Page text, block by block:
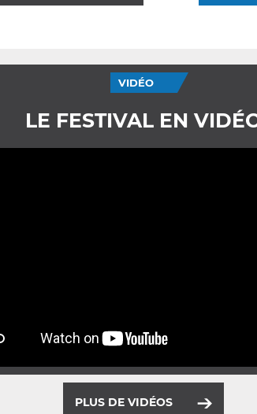
VIDÉO
LE FESTIVAL EN
PLUS DE VIDÉOS